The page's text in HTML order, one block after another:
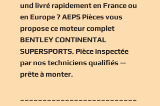
und livré rapidement en France ou
en Europe ? AEPS Pièces vous
propose ce moteur complet
BENTLEY CONTINENTAL
SUPERSPORTS. Pièce inspectée
par nos techniciens qualifiés —
prête à monter.